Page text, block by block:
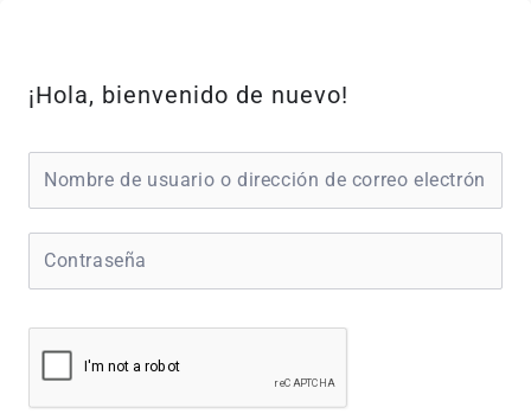
contenido
¡Hola, bienvenido de nuevo!